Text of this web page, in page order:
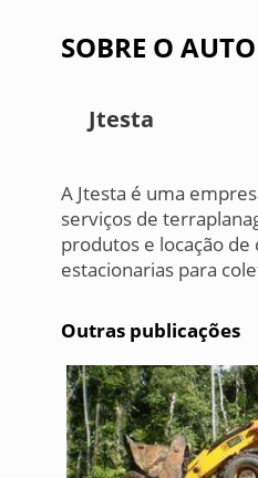
SOBRE O
Jtesta
A Jtesta é uma
serviços de
produtos e locação de
estacionarias para
Outras publicações